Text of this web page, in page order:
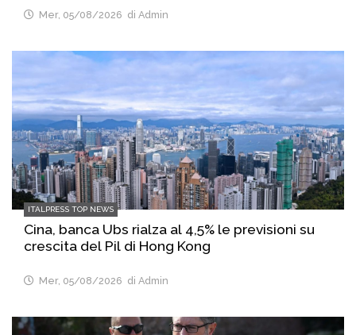
Mer, 05/08/2026 di Admin
ITALPRESS TOP NEWS
Cina, banca Ubs rialza al 4,5% le previsioni su
crescita del Pil di Hong Kong
Mer, 05/08/2026 di Admin